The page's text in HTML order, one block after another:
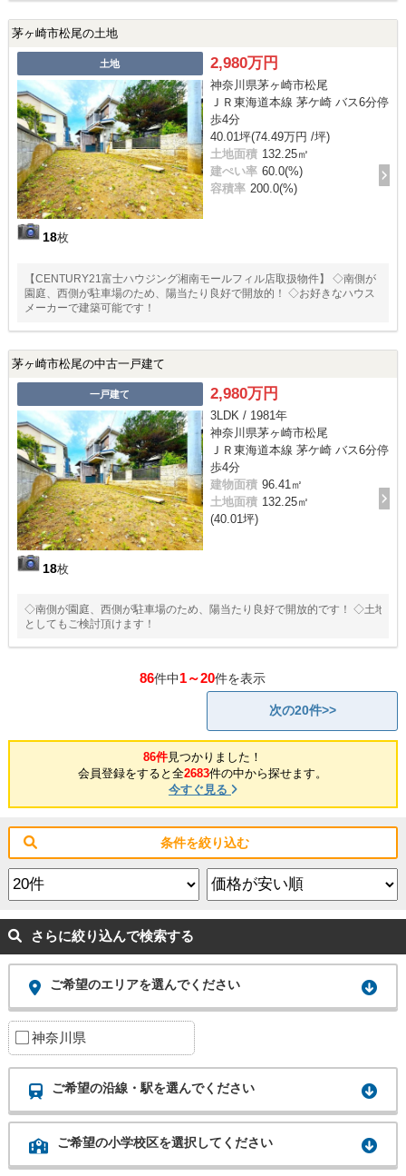
茅ヶ崎市松尾の土地
土地
18枚
2,980万円
神奈川県茅ヶ崎市松尾
ＪＲ東海道本線 茅ケ崎 バス6分停
歩4分
40.01坪(74.49万円 /坪)
土地面積 132.25㎡
建ぺい率 60.0(%)
容積率 200.0(%)
【CENTURY21富士ハウジング湘南モールフィル店取扱物件】 ◇南側が
園庭、西側が駐車場のため、陽当たり良好で開放的！ ◇お好きなハウス
メーカーで建築可能です！
茅ヶ崎市松尾の中古一戸建て
一戸建て
18枚
2,980万円
3LDK / 1981年
神奈川県茅ヶ崎市松尾
ＪＲ東海道本線 茅ケ崎 バス6分停
歩4分
建物面積 96.41㎡
土地面積 132.25㎡
(40.01坪)
◇南側が園庭、西側が駐車場のため、陽当たり良好で開放的です！ ◇土地
としてもご検討頂けます！
86件中1～20件を表示
次の20件>>
86件見つかりました！
会員登録をすると全2683件の中から探せます。
今すぐ見る
条件を絞り込む
さらに絞り込んで検索する
ご希望のエリアを選んでください
神奈川県
ご希望の沿線・駅を選んでください
ご希望の小学校区を選択してください